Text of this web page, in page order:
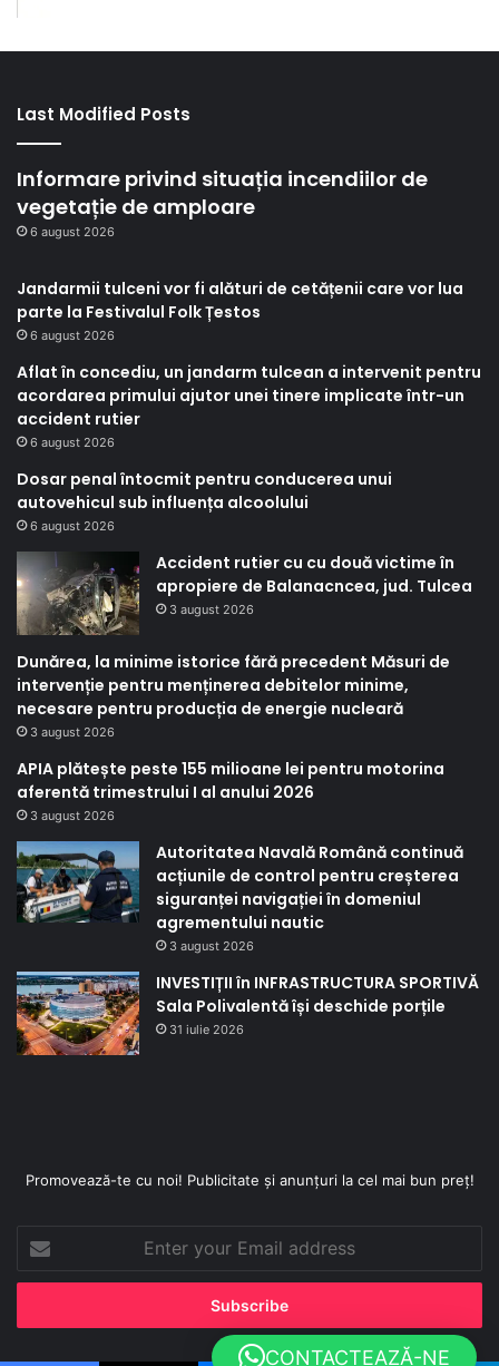
Last Modified Posts
Informare privind situația incendiilor de
vegetație de amploare
6 august 2026
Jandarmii tulceni vor fi alături de cetățenii care vor lua
parte la Festivalul Folk Țestos
6 august 2026
Aflat în concediu, un jandarm tulcean a intervenit pentru
acordarea primului ajutor unei tinere implicate într-un
accident rutier
6 august 2026
Dosar penal întocmit pentru conducerea unui
autovehicul sub influența alcoolului
6 august 2026
Accident rutier cu cu două victime în
apropiere de Balanacncea, jud. Tulcea
3 august 2026
Dunărea, la minime istorice fără precedent Măsuri de
intervenție pentru menținerea debitelor minime,
necesare pentru producția de energie nucleară
3 august 2026
APIA plătește peste 155 milioane lei pentru motorina
aferentă trimestrului I al anului 2026
3 august 2026
Autoritatea Navală Română continuă
acțiunile de control pentru creșterea
siguranței navigației în domeniul
agrementului nautic
3 august 2026
INVESTIȚII în INFRASTRUCTURA SPORTIVĂ
Sala Polivalentă își deschide porțile
31 iulie 2026
Promovează-te cu noi! Publicitate și anunțuri la cel mai bun preț!
your
Email
CONTACTEAZĂ-NE